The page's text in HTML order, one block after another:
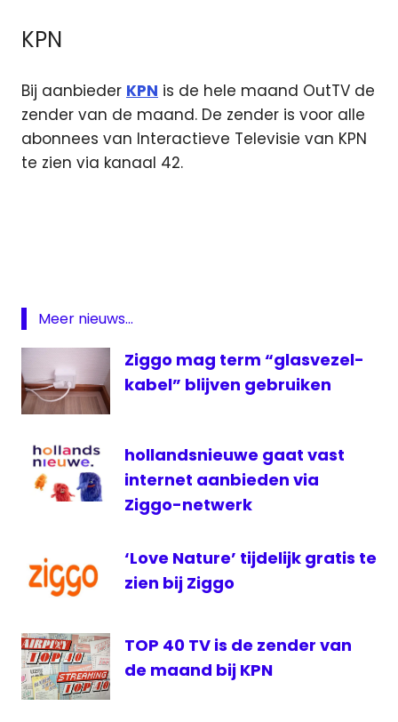
KPN
Bij aanbieder KPN is de hele maand OutTV de
zender van de maand. De zender is voor alle
abonnees van Interactieve Televisie van KPN
te zien via kanaal 42.
televisie
Nick
Nicktoons
TV
RTL
Telekids
maand
ziggo
Meer nieuws...
Ziggo mag term “glasvezel-
kabel” blijven gebruiken
hollandsnieuwe gaat vast
internet aanbieden via
Ziggo-netwerk
‘Love Nature’ tijdelijk gratis te
zien bij Ziggo
TOP 40 TV is de zender van
de maand bij KPN